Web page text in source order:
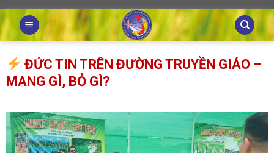
Skip
to
content
ĐỨC TIN TRÊN ĐƯỜNG TRUYỀN GIÁO –
MANG GÌ, BỎ GÌ?